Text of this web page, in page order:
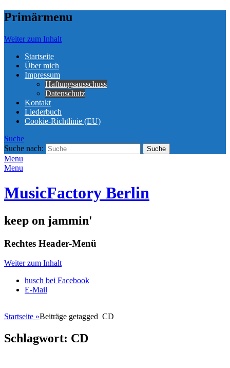
Primärmenu
Weiter zum Inhalt
Startseite
Über mich
Impressum
Haftungsausschuss
Datenschutz
Kontakt
Liederbuch
Cookie-Richtlinie (EU)
Suche
Suche nach:
Menu
Menu
MusicFactory Berlin
keep on jammin'
Rechtes Header-Menü
Weiter zum Inhalt
husch bei Facebook
E-Mail
Startseite »Beiträge getagged CD
Schlagwort: CD